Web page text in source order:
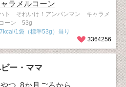
ラメルコーン
ト それいけ！アンパンマン キャラメ
ーン 53g
1袋（標準53g）当り
3364256
ー・ママ
つ 8か月ごろから